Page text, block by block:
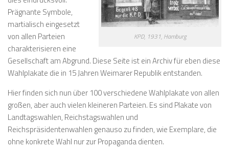
KPD, 1931, Hamburg
Prägnante Symbole,
martialisch eingesetzt
von allen Parteien
charakterisieren eine
Gesellschaft am Abgrund. Diese Seite ist ein Archiv für eben diese
Wahlplakate die in 15 Jahren Weimarer Republik entstanden.
Hier finden sich nun über 100 verschiedene Wahlplakate von allen
großen, aber auch vielen kleineren Parteien. Es sind Plakate von
Landtagswahlen, Reichstagswahlen und
Reichspräsidentenwahlen genauso zu finden, wie Exemplare, die
ohne konkrete Wahl nur zur Propaganda dienten.